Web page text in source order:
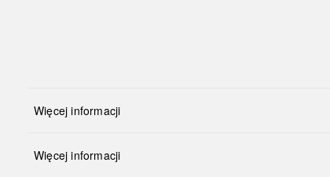
Więcej informacji
Więcej informacji